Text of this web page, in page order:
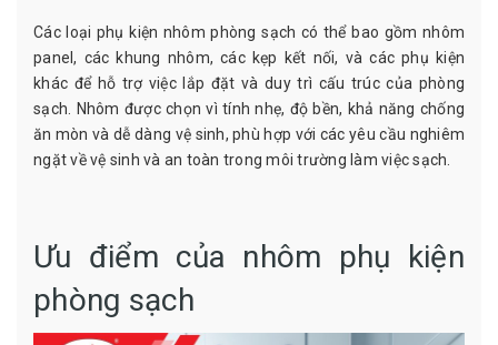
Các loại phụ kiện nhôm phòng sạch có thể bao gồm nhôm
panel, các khung nhôm, các kẹp kết nối, và các phụ kiện
khác để hỗ trợ việc lắp đặt và duy trì cấu trúc của phòng
sạch. Nhôm được chọn vì tính nhẹ, độ bền, khả năng chống
ăn mòn và dễ dàng vệ sinh, phù hợp với các yêu cầu nghiêm
ngặt về vệ sinh và an toàn trong môi trường làm việc sạch.
Ưu điểm của nhôm phụ kiện
phòng sạch